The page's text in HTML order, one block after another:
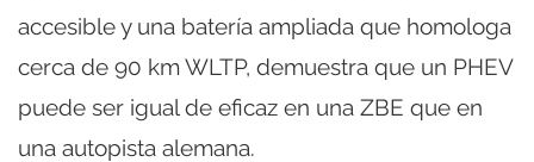
accesible y una batería ampliada que homologa
cerca de 90 km WLTP, demuestra que un PHEV
puede ser igual de eficaz en una ZBE que en
una autopista alemana.